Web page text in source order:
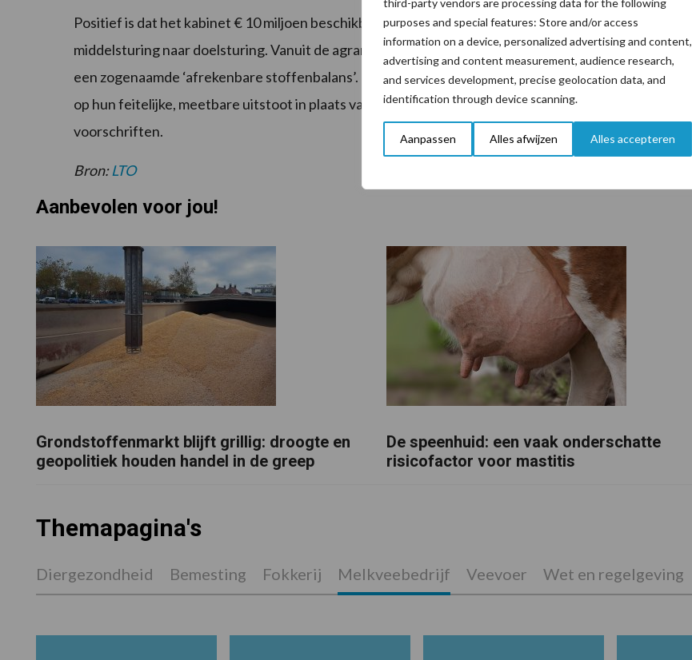
third-party vendors are processing data for the following
purposes and special features: Store and/or access
information on a device, personalized advertising and content,
advertising and content measurement, audience research,
and services development, precise geolocation data, and
identification through device scanning.
Aanpassen Alles afwijzen Alles accepteren
Positief is dat het kabinet € 10 miljoen beschikbaar stelt om te investeren in een omslag van
middelsturing naar doelsturing. Vanuit de agrarische sector is er een grote wens om te investeren in
een zogenaamde ‘afrekenbare stoffenbalans’. Met zo’n stoffenbalans worden boeren afgerekend
op hun feitelijke, meetbare uitstoot in plaats van dat zij geconfronteerd worden met tal van regels en
voorschriften.
Bron:LTO
Aanbevolen voor jou!
Grondstoffenmarkt blijft grillig: droogte en
geopolitiek houden handel in de greep
De speenhuid: een vaak onderschatte
risicofactor voor mastitis
Themapagina's
Diergezondheid Bemesting Fokkerij Melkveebedrijf Veevoer Wet en regelgeving